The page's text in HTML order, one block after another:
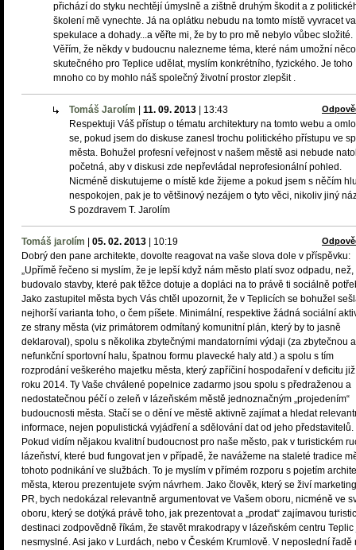
přichází do styku nechtějí úmyslně a zištně druhým škodit a z
školení mě vynechte. Já na oplátku nebudu na tomto místě vyvracet
spekulace a dohady...a věřte mi, že by to pro mě nebylo vůbec složité.
Věřím, že někdy v budoucnu nalezneme téma, které nám umožní něco
skutečného pro Teplice udělat, myslím konkrétního, fyzického. Je toho
mnoho co by mohlo náš společný životní prostor zlepšit .
Tomáš Jarolím 11. 09. 2013 13:43
Respektuji Váš přístup o tématu architektury na tomto webu a
se, pokud jsem do diskuse zanesl trochu politického přístupu ve
města. Bohužel profesní veřejnost v našem městě asi nebude
početná, aby v diskusi zde nepřevládal neprofesionální pohled.
Nicméně diskutujeme o místě kde žijeme a pokud jsem s něčím
nespokojen, pak je to většinový nezájem o tyto věci, nikoliv jiný
S pozdravem T. Jarolím
Tomáš jarolím 05. 02. 2013 10:19
Dobrý den pane architekte, dovolte reagovat na vaše slova dole v příspěvku:
„Upřímě řečeno si myslím, že je lepší když nám město platí svoz odpadu, než,
budovalo stavby, které pak těžce dotuje a dopláci na to právě ti sociálně
Jako zastupitel města bych Vás chtěl upozornit, že v Teplicích se bohužel
nejhorší varianta toho, o čem píšete. Minimální, respektive žádná sociální
ze strany města (viz primátorem odmítaný komunitní plán, který by to jasně
deklaroval), spolu s několika zbytečnými mandatorními výdaji (za zbytečnou a
nefunkční sportovní halu, špatnou formu plavecké haly atd.) a spolu s tím
rozprodání veškerého majetku města, který zapříčiní hospodaření v deficitu
roku 2014. Ty Vaše chválené popelnice zadarmo jsou spolu s předraženou a
nedostatečnou péčí o zeleň v lázeňském městě jednoznačným „projedením“
budoucnosti města. Stačí se o dění ve městě aktivně zajímat a hledat
informace, nejen populistická vyjádření a sdělování dat od jeho představitelů.
Pokud vidím nějakou kvalitní budoucnost pro naše město, pak v turistickém
lázeňství, které bud fungovat jen v případě, že navážeme na staleté tradice
tohoto podnikání ve službách. To je myslím v přímém rozporu s pojetím
města, kterou prezentujete svým návrhem. Jako člověk, který se živí
PR, bych nedokázal relevantně argumentovat ve Vašem oboru, nicméně ve
oboru, který se dotýká právě toho, jak prezentovat a „prodat“ zajímavou
destinaci zodpovědně říkám, že stavět mrakodrapy v lázeňském centru Teplic
nesmyslné. Asi jako v Lurdách, nebo v Českém Krumlově. V neposlední řadě